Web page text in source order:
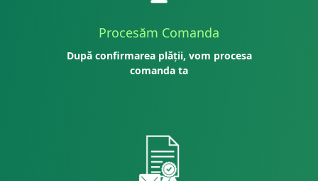
Procesăm Comanda
După confirmarea plății, vom procesa
comanda ta